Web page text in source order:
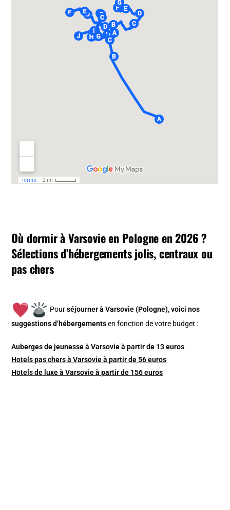
Où dormir à Varsovie en Pologne en 2026 ?
Sélections d’hébergements jolis, centraux ou
pas chers
Pourséjourner à Varsovie (Pologne), voici nos
suggestions d’hébergements en fonction de votre budget :
Auberges de jeunesse à Varsovie à partir de 13 euros
Hotels pas chers à Varsovie à partir de 56 euros
Hotels de luxe à Varsovie à partir de 156 euros